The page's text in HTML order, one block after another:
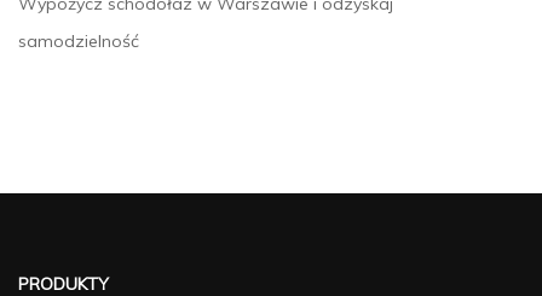
samodzielność
PRODUKTY